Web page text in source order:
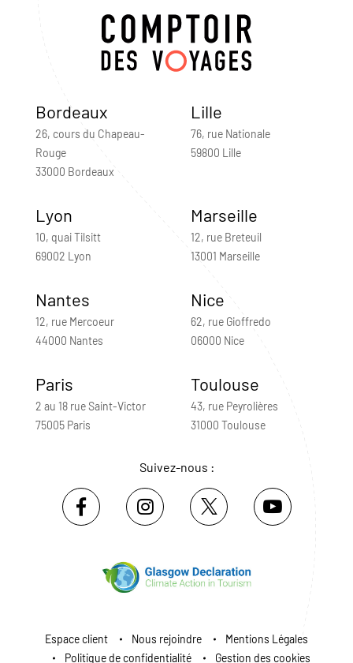
Bordeaux
26, cours du Chapeau-
Rouge
33000 Bordeaux
Lille
76, rue Nationale
59800 Lille
Lyon
10, quai Tilsitt
69002 Lyon
Marseille
12, rue Breteuil
13001 Marseille
Nantes
12, rue Mercoeur
44000 Nantes
Nice
62, rue Gioffredo
06000 Nice
Paris
2 au 18 rue Saint-Victor
75005 Paris
Toulouse
43, rue Peyrolières
31000 Toulouse
Suivez-nous :
Espace client Nous rejoindre
Mentions Légales
Politique de confidentialité
Gestion des cookies